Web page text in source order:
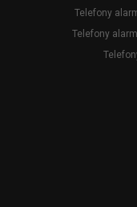
Telefony
Telefony